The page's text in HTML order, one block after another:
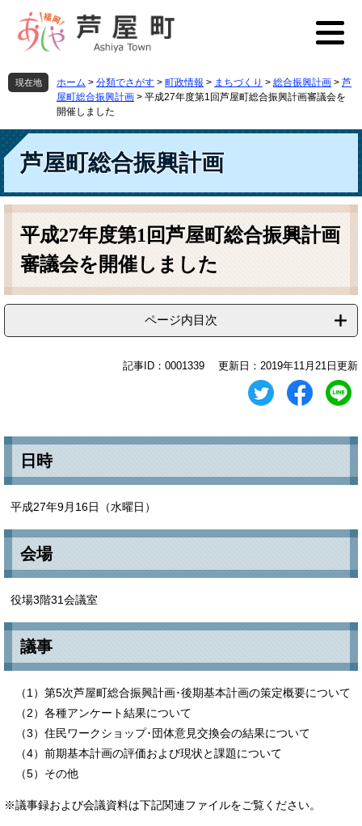
先
頭
す
を
飛
し
本
へ
現在地 ホーム > 分類でさがす > 町政情報 > まちづくり > 総合振興計画 > 芦
屋町総合振興計画 > 平成27年度第1回芦屋町総合振興計画審議会を
開催しました
芦屋町総合振興計画
本
平成27年度第1回芦屋町総合振興計画
審議会を開催しました
ページ内目次
記事ID：0001339 更新日：2019年11月21日更新
日時
平成27年9月16日（水曜日）
会場
役場3階31会議室
議事
（1）第5次芦屋町総合振興計画･後期基本計画の策定概要について
（2）各種アンケート結果について
（3）住民ワークショップ･団体意見交換会の結果について
（4）前期基本計画の評価および現状と課題について
（5）その他
※議事録および会議資料は下記関連ファイルをご覧ください。